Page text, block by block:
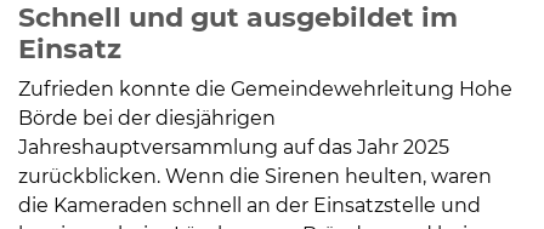
Schnell und gut ausgebildet im
Einsatz
Zufrieden konnte die Gemeindewehrleitung Hohe
Börde bei der diesjährigen
Jahreshauptversammlung auf das Jahr 2025
zurückblicken. Wenn die Sirenen heulten, waren
die Kameraden schnell an der Einsatzstelle und